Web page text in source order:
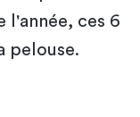
l'année, ces 6
pelouse.